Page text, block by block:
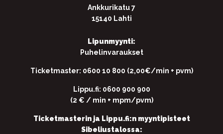
Ankkurikatu 7
15140 Lahti
Lipunmyynti:
Puhelinvaraukset
Ticketmaster: 0600 10 800 (2,00€/min + pvm)
Lippu.fi: 0600 900 900
(2 € / min + mpm/pvm)
Ticketmasterin ja Lippu.fi:n myyntipisteet
Sibeliustalossa: